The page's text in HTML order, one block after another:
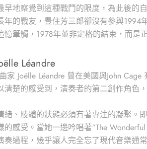
早地察覺到這種戰鬥的限度，為此後的
的戰友，豊住芳三郎卻沒有參與1994
筆觸，1978年並非定格的結束，而是
Léandre
家 Joëlle Léandre 曾在美國與John
清楚的感受到，演奏者的第二創作角色
緒、肢體的狀態必須有著專注的凝聚。
的感受。當她一邊吟唱著”The
過程，幾乎讓人完全忘了現代音樂通